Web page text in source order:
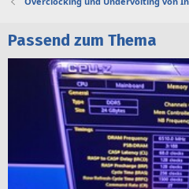
Passend zum Thema